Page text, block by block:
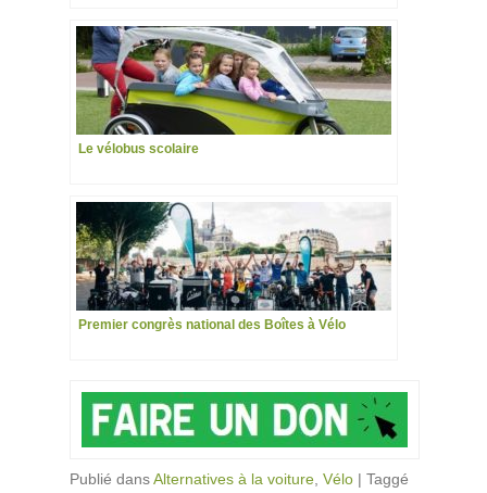
Le vélobus scolaire
Premier congrès national des Boîtes à Vélo
Publié dansAlternatives à la voiture Vélo | Taggé